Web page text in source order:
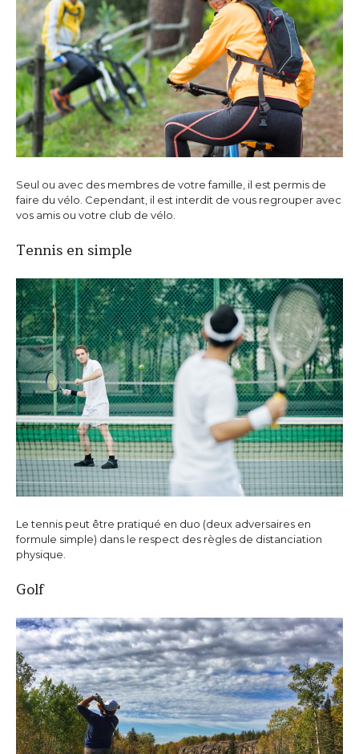
Seul ou avec des membres de votre famille, il est permis de
faire du vélo. Cependant, il est interdit de vous regrouper avec
vos amis ou votre club de vélo.
Tennis en simple
Le tennis peut être pratiqué en duo (deux adversaires en
formule simple) dans le respect des règles de distanciation
physique.
Golf